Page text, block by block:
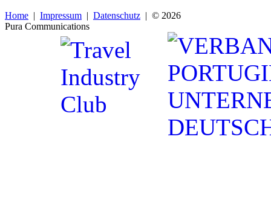
Home | Impressum | Datenschutz | © 2026
Pura Communications